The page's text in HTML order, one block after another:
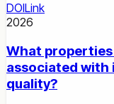
DOILink
2026
What
associated with
quality?